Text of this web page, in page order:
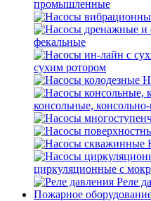
промышленные
фекальные
сухим ротором
консольные,
циркуляционные с
Реле
Пожарное